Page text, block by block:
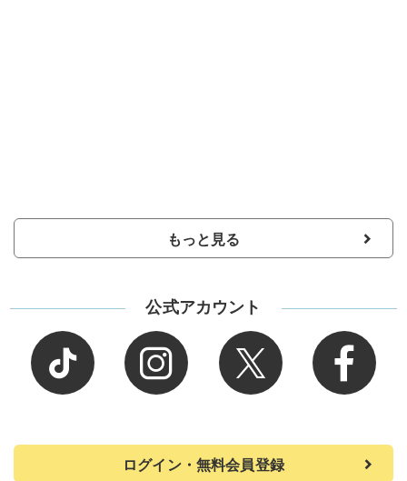
もっと見る
公式アカウント
ログイン・無料会員登録